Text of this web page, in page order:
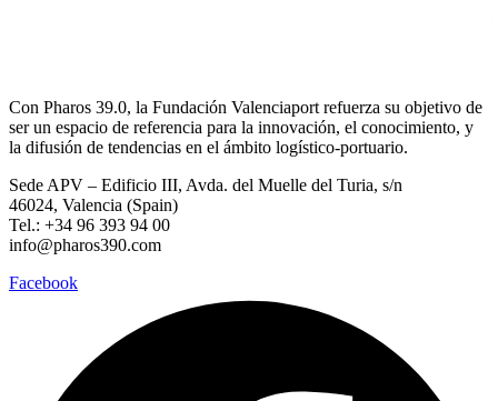
Con Pharos 39.0, la Fundación Valenciaport refuerza su objetivo de
ser un espacio de referencia para la innovación, el conocimiento, y
la difusión de tendencias en el ámbito logístico-portuario.
Sede APV – Edificio III, Avda. del Muelle del Turia, s/n
46024, Valencia (Spain)
Tel.: +34 96 393 94 00
info@pharos390.com
Facebook